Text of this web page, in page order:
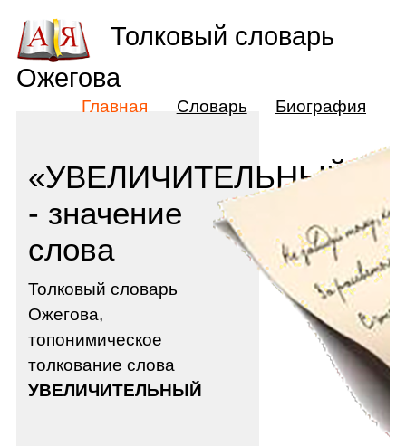
«УВЕЛИЧИТЕЛЬНЫЙ»
- значение
слова
Толковый словарь
Ожегова,
топонимическое
толкование слова
УВЕЛИЧИТЕЛЬНЫЙ
Толковый словарь
Ожегова
Главная Словарь Биография